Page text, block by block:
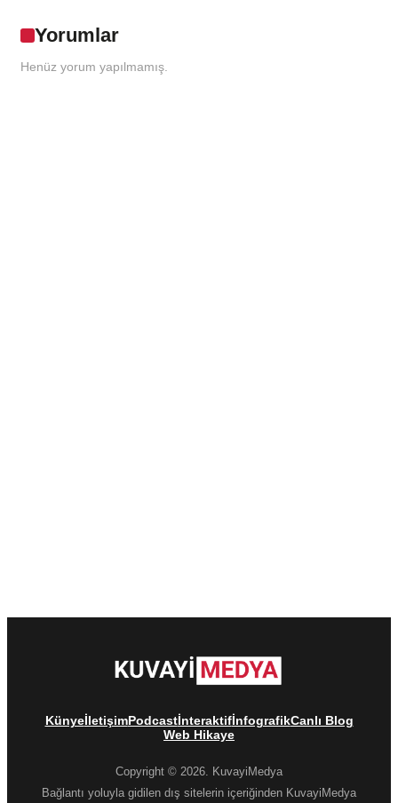
Yorumlar
Henüz yorum yapılmamış.
KünyeİletişimPodcastİnteraktifİnfografikCanlı Blog
Web Hikaye
Copyright © 2026. KuvayiMedya
Bağlantı yoluyla gidilen dış sitelerin içeriğinden KuvayiMedya